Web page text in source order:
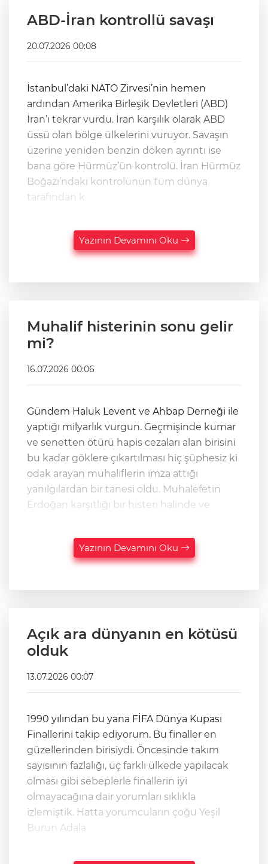
ABD-İran kontrollü savaşı
20.07.2026 00:08
İstanbul’daki NATO Zirvesi’nin hemen
ardından Amerika Birleşik Devletleri (ABD)
İran’ı tekrar vurdu. İran karşılık olarak ABD
üssü olan bölge ülkelerini vuruyor. Savaşın
üzerine yeniden benzin döken ayrıntı ise
bana göre Hürmüz’ün kontrolü. İran Hürmüz
Boğazı’ndaki kontrolünün tüm dünya
tarafından k
Yazının Devamını Oku
Muhalif histerinin sonu gelir
mi?
16.07.2026 00:06
Gündem Haluk Levent ve Ahbap Derneği ile
yaptığı milyarlık vurgun. Geçmişinde kumar
ve senetten ötürü hapis cezaları alan birisini
bu kadar göklere çıkartılması hiç şüphesiz ki
odak arayan muhaliflerin imza attığı
yanılgılardan bir tanesi oldu. Muhalefetin
Erdoğan karşıtlığı bir histeri halinde ve
Yazının Devamını Oku
Açık ara dünyanın en kötüsü
olduk
13.07.2026 00:07
1990 yılından bu yana FİFA Dünya Kupası
Finallerini takip ediyorum. Bu finaller en
güzellerinden birisiydi. Öncesinde takım
sayısının fazlalığı, üç farklı ülkede yapılacak
olması gibi sebeplerle finallerin iyi
olmayacağına dair yorumları sıklıkla
izlemiştik. Hatta yorumcuların çoğu Yeşil
Burun Adala